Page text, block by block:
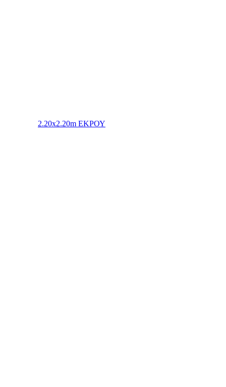
2.20x2.20m ΕΚΡΟΥ